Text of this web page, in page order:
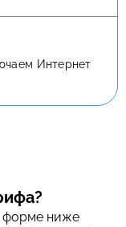
Интернет
форме ниже